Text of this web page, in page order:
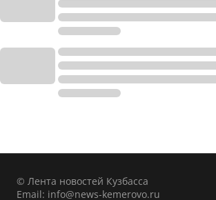
© Лента новостей Кузбасса
Email: info@news-kemerovo.ru